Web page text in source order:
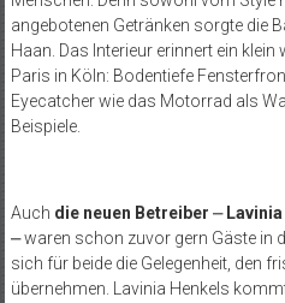
angebotenen Getränken sorgte die
Haan. Das Interieur erinnert ein
Paris in Köln: Bodentiefe
Eyecatcher wie das Motorrad als
Beispiele.
Auch die neuen Betreiber ⎼Lavinia
⎼waren schon zuvor gern Gäste in
sich für beide die Gelegenheit, den
übernehmen. Lavinia Henkels